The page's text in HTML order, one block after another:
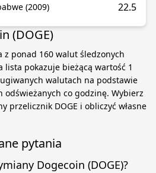
(2009) 22.5
(DOGE)
z ponad 160 walut śledzonych
lista pokazuje bieżącą wartość 1
walutach na podstawie
odświeżanych co godzinę. Wybierz
przelicznik DOGE i obliczyć własne
pytania
Dogecoin (DOGE)?